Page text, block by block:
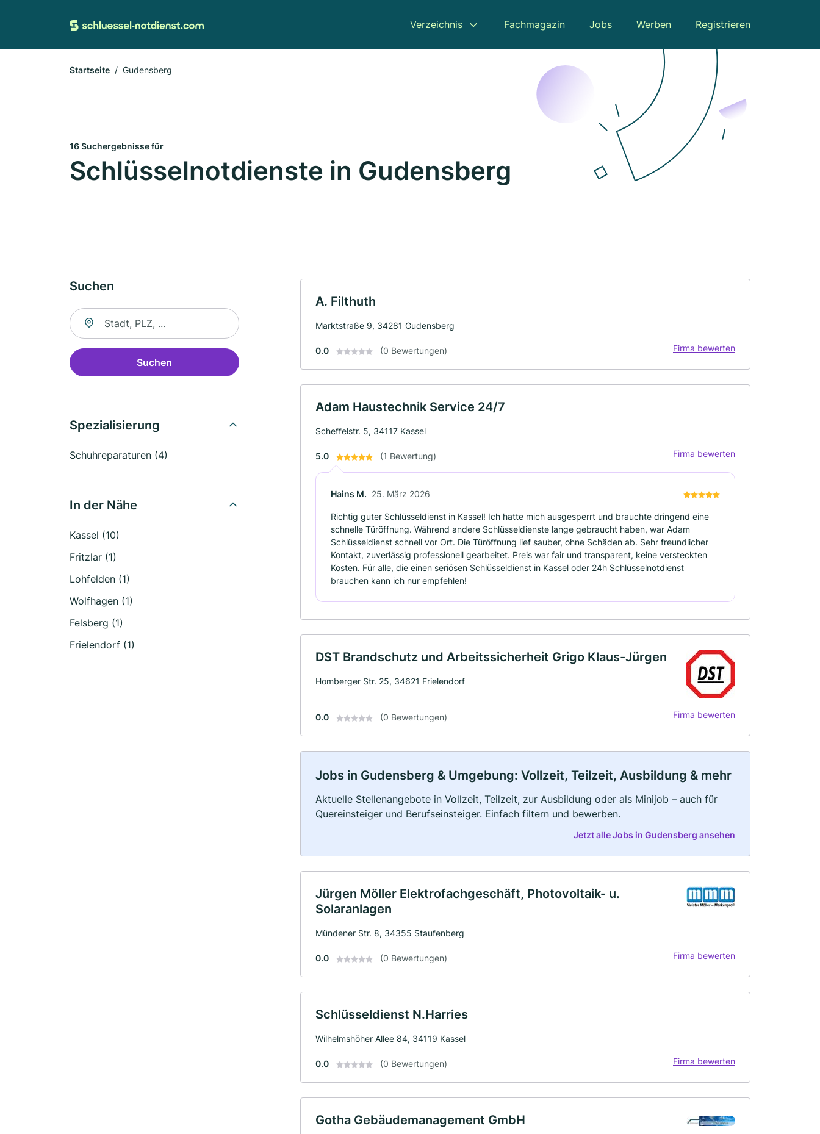
Verzeichnis Fachmagazin Jobs Werben Registrieren
Startseite Gudensberg
16 Suchergebnisse für
Schlüsselnotdienste in Gudensberg
Suchen
Suche nach Ort
Suchen
Spezialisierung
Schuhreparaturen (4)
In der Nähe
Kassel (10)
Fritzlar (1)
Lohfelden (1)
Wolfhagen (1)
Felsberg (1)
Frielendorf (1)
A. Filthuth
Marktstraße 9, 34281 Gudensberg
0.0 (0 Bewertungen) Firma bewerten
Adam Haustechnik Service 24/7
Scheffelstr. 5, 34117 Kassel
5.0 (1 Bewertung) Firma bewerten
Hains M. 25. März 2026
Richtig guter Schlüsseldienst in Kassel! Ich hatte mich ausgesperrt und brauchte dringend eine
schnelle Türöffnung. Während andere Schlüsseldienste lange gebraucht haben, war Adam
Schlüsseldienst schnell vor Ort. Die Türöffnung lief sauber, ohne Schäden ab. Sehr freundlicher
Kontakt, zuverlässig professionell gearbeitet. Preis war fair und transparent, keine versteckten
Kosten. Für alle, die einen seriösen Schlüsseldienst in Kassel oder 24h Schlüsselnotdienst
brauchen kann ich nur empfehlen!
DST Brandschutz und Arbeitssicherheit Grigo Klaus-Jürgen
Homberger Str. 25, 34621 Frielendorf
0.0 (0 Bewertungen) Firma bewerten
Jobs in Gudensberg & Umgebung: Vollzeit, Teilzeit, Ausbildung & mehr
Aktuelle Stellenangebote in Vollzeit, Teilzeit, zur Ausbildung oder als Minijob – auch für
Quereinsteiger und Berufseinsteiger. Einfach filtern und bewerben.
Jetzt alle Jobs in Gudensberg ansehen
Jürgen Möller Elektrofachgeschäft, Photovoltaik- u.
Solaranlagen
Mündener Str. 8, 34355 Staufenberg
0.0 (0 Bewertungen) Firma bewerten
Schlüsseldienst N.Harries
Wilhelmshöher Allee 84, 34119 Kassel
0.0 (0 Bewertungen) Firma bewerten
Gotha Gebäudemanagement GmbH